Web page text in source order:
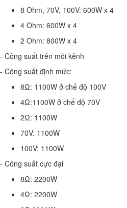
8 Ohm, 70V, 100V: 600W x 4
4 Ohm: 600W x 4
2 Ohm: 800W x 4
- Công suất trên mỗi kênh
- Công suất định mức:
8Ω: 1100W ở chế độ 100V
4Ω:1100W ở chế độ 70V
2Ω: 1100W
70V: 1100W
100V: 1100W
- Công suất cực đại
8Ω: 2200W
4Ω: 2200W